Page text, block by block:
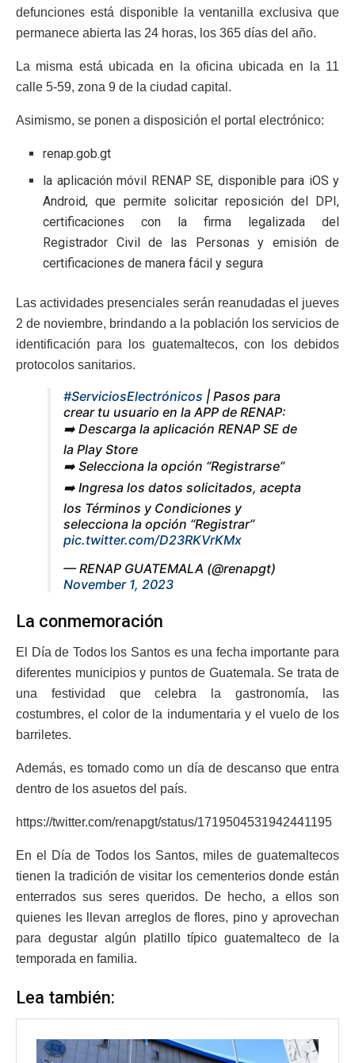
defunciones está disponible la ventanilla exclusiva que
permanece abierta las 24 horas, los 365 días del año.
La misma está ubicada en la oficina ubicada en la 11
calle 5-59, zona 9 de la ciudad capital.
Asimismo, se ponen a disposición el portal electrónico:
renap.gob.gt
la aplicación móvil RENAP SE, disponible para iOS y
Android, que permite solicitar reposición del DPI,
certificaciones con la firma legalizada del
Registrador Civil de las Personas y emisión de
certificaciones de manera fácil y segura
Las actividades presenciales serán reanudadas el jueves
2 de noviembre, brindando a la población los servicios de
identificación para los guatemaltecos, con los debidos
protocolos sanitarios.
#ServiciosElectrónicos | Pasos para
crear tu usuario en la APP de RENAP:
➡️ Descarga la aplicación RENAP SE de
la Play Store
➡️ Selecciona la opción “Registrarse”
➡️ Ingresa los datos solicitados, acepta
los Términos y Condiciones y
selecciona la opción “Registrar”
pic.twitter.com/D23RKVrKMx
— RENAP GUATEMALA (@renapgt)
November 1, 2023
La conmemoración
El Día de Todos los Santos es una fecha importante para
diferentes municipios y puntos de Guatemala. Se trata de
una festividad que celebra la gastronomía, las
costumbres, el color de la indumentaria y el vuelo de los
barriletes.
Además, es tomado como un día de descanso que entra
dentro de los asuetos del país.
https://twitter.com/renapgt/status/1719504531942441195
En el Día de Todos los Santos, miles de guatemaltecos
tienen la tradición de visitar los cementerios donde están
enterrados sus seres queridos. De hecho, a ellos son
quienes les llevan arreglos de flores, pino y aprovechan
para degustar algún platillo típico guatemalteco de la
temporada en familia.
Lea también: